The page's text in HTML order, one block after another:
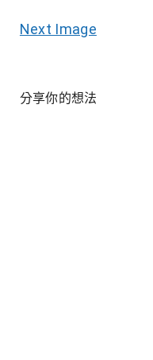
Next Image
分享你的想法